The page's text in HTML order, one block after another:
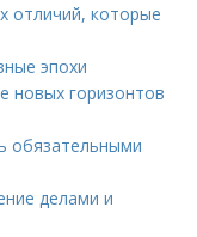
отличий, которые
эпохи
новых горизонтов
обязательными
делами и